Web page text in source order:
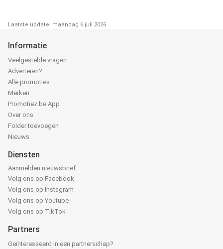
Laatste update: maandag 6 juli 2026
Informatie
Veelgestelde vragen
Adverteren?
Alle promoties
Merken
Promotiez.be App
Over ons
Folder toevoegen
Nieuws
Diensten
Aanmelden nieuwsbrief
Volg ons op Facebook
Volg ons op Instagram
Volg ons op Youtube
Volg ons op TikTok
Partners
Geïnteresseerd in een partnerschap?